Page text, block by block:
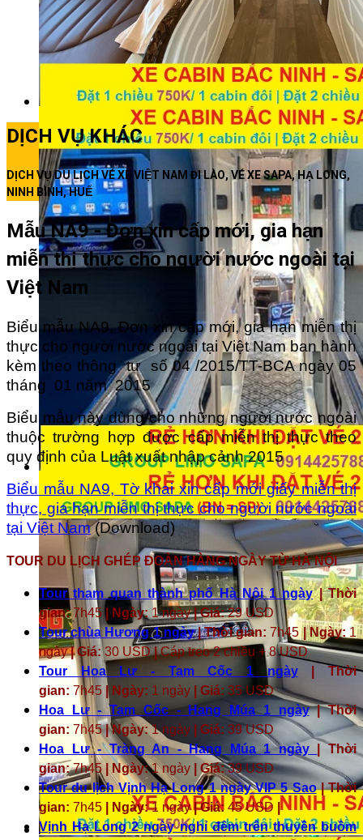
DỊCH VỤ KHÁC
DỊCH VỤ DU LỊCH VÉ XE VIỆT NAM ĐI LÀO, VÉ XE SAPA, HẠ LONG,
NINH BÌNH, HUẾ
Mẫu NA9 - Đơn xin cấp mới, gia hạn
miễn thị thực cho người nước ngoài tại
Việt Nam
Biểu mẫu NA9, Đơn xin cấp mới, gia hạn miễn thị
thực cho người nước ngoài tại Việt Nam ban hành
kèm theo thông tư số 04 /2015/TT-BCA ngày 05
tháng 01 năm 2015
Biểu mẫu này dùng cho những người nước ngoài
thuộc trường hợp được cấp miễn thị thực theo
quy định của Luật xuất nhập cảnh 2015
Biểu mẫu NA9, Tờ khai xin cấp mới giấy miễn thị
thực, gia hạn miễn thị thực cho người nước ngoài
tại Việt Nam(Download)
TOUR DU LỊCH GHÉP ĐOÀN HÀNG NGÀY TỪ HÀ NỘI
Tour tham quan thành phố Hà Nội 1 ngày| Thời
gian:7h45 | Ngày: 1 ngày| Giá:29 USD
Tour chùa Hương 1 ngày| Thời gian: 7h45| Ngày: 1
ngày| Giá:30 USD|Cáp treo 2 chiều + 8 USD
Tour Hoa Lư - Tam Cốc 1 ngày| Thời
gian: 7h45 | Ngày: 1 ngày | Giá: 35 USD
Hoa Lư - Tam Cốc - Hang Múa 1 ngày| Thời
gian: 7h45| Ngày:1 ngày | Giá: 39 USD
Hoa Lư - Tràng An - Hang Múa 1 ngày
| Thời
gian:7h45| Ngày:1 ngày | Giá:39 USD
Tour du lịch Vịnh Hạ Long 1 ngày VIP 5 Sao| Thời
gian: 7h45 | Ngày:1 ngày| Giá: 45 USD |
Vịnh Hạ Long 2 ngày nghỉ đêm trên thuyền buồm